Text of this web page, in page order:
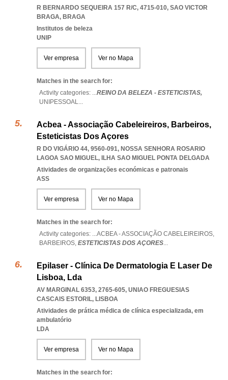
R BERNARDO SEQUEIRA 157 R/C, 4715-010, SAO VICTOR
BRAGA, BRAGA
Institutos de beleza
UNIP
Ver empresa Ver no Mapa
Matches in the search for:
Activity categories: ...REINO DA BELEZA - ESTETICISTAS,
UNIPESSOAL...
Acbea - Associação Cabeleireiros, Barbeiros,
Esteticistas Dos Açores
R DO VIGÁRIO 44, 9560-091, NOSSA SENHORA ROSARIO
LAGOA SAO MIGUEL, ILHA SAO MIGUEL PONTA DELGADA
Atividades de organizações económicas e patronais
ASS
Ver empresa Ver no Mapa
Matches in the search for:
Activity categories: ...ACBEA - ASSOCIAÇÃO CABELEIREIROS,
BARBEIROS, ESTETICISTAS DOS AÇORES...
Epilaser - Clínica De Dermatologia E Laser De
Lisboa, Lda
AV MARGINAL 6353, 2765-605, UNIAO FREGUESIAS
CASCAIS ESTORIL, LISBOA
Atividades de prática médica de clínica especializada, em
ambulatório
LDA
Ver empresa Ver no Mapa
Matches in the search for: